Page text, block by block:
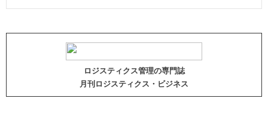
ロジスティクス管理の専門誌
月刊ロジスティクス・ビジネス